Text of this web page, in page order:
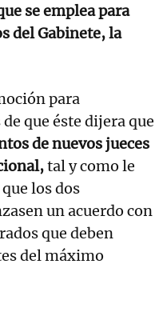
se emplea para
del Gabinete, la
para
que éste dijera que
de nuevos jueces
tal y como le
los dos
un acuerdo con
que deben
del máximo